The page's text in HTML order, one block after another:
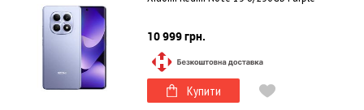
10 999 грн.
Купити